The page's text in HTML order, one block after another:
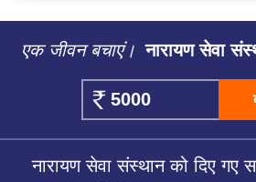
एक जीवन बचाएं। नारायण सेवा
नारायण सेवा संस्थान को दिए गए